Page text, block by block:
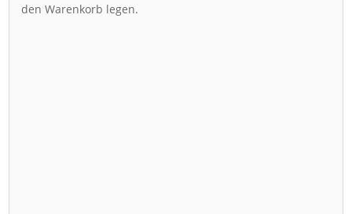
den Warenkorb legen.